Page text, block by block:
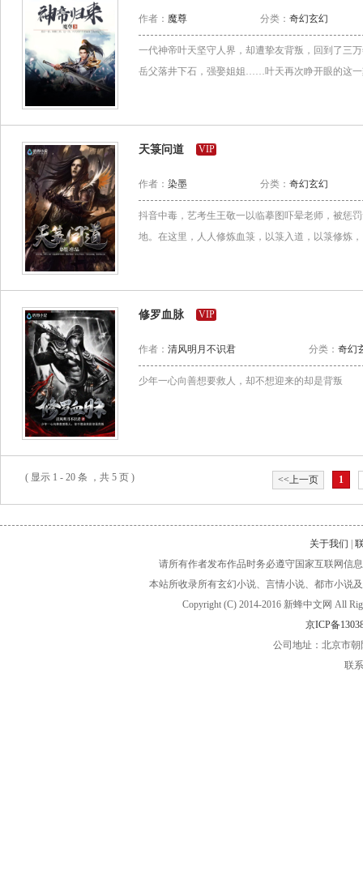
作者： 魔尊 分类： 奇幻玄幻
一代神帝叶天坚守人界，却遭挚友背叛，回到了三
岳父落井下石，强娶姐姐……叶天再次睁开眼的这
天箓问道 VIP
作者： 染墨 分类： 奇幻玄幻
抖音中毒，艺考生王敬一以临摹图吓晕老师，被惩
地。在这里，人人修炼血箓，以箓入道，以箓修炼
修罗血脉 VIP
作者： 清风明月不识君 分类： 奇幻
少年一心向善想要救人，却不想迎来的却是背叛
( 显示 1 - 20 条 ，共 5 页 ) <<上一页 1
关于我们
请所有作者发布作品时务必遵守国家互联网信
本站所收录所有玄幻小说、言情小说、都市小说
Copyright (C) 2014-2016 新蜂中文网 All
京ICP备
公司地址：北京市朝
联